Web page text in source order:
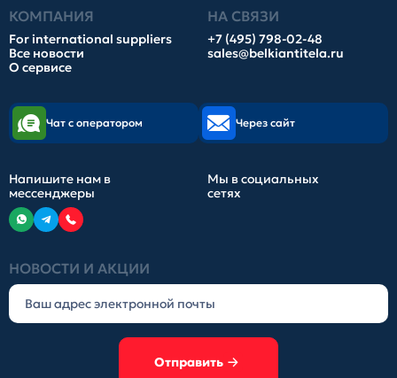
КОМПАНИЯ
For international suppliers
Все новости
О сервисе
НА СВЯЗИ
+7 (495) 798-02-48
sales@belkiantitela.ru
НОВОСТИ И АКЦИИ
Отправить
Чат с оператором Через сайт
Напишите нам в
мессенджеры
Мы в социальных
сетях